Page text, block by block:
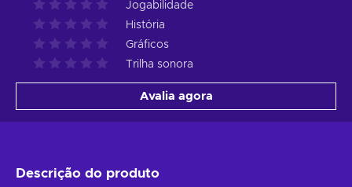
Jogabilidade
História
Gráficos
Trilha sonora
Avalia agora
Descrição do produto